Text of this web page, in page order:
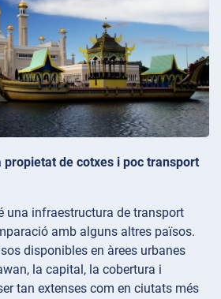
propietat de cotxes i poc transport
una infraestructura de transport
amb alguns altres països.
disponibles en àrees urbanes
la capital, la cobertura i
tan extenses com en ciutats més